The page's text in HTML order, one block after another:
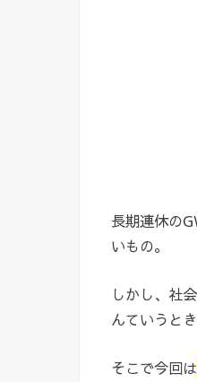
長期連休の
いもの。
しかし、社
んていうと
そこで今回は